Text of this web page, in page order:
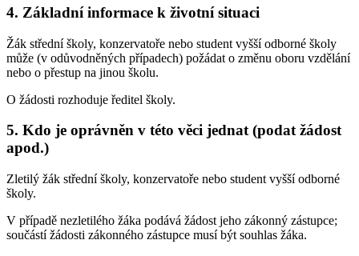
4. Základní informace k životní situaci
Žák střední školy, konzervatoře nebo student vyšší odborné školy
může (v odůvodněných případech) požádat o změnu oboru vzdělání
nebo o přestup na jinou školu.
O žádosti rozhoduje ředitel školy.
5. Kdo je oprávněn v této věci jednat (podat žádost
apod.)
Zletilý žák střední školy, konzervatoře nebo student vyšší odborné
školy.
V případě nezletilého žáka podává žádost jeho zákonný zástupce;
součástí žádosti zákonného zástupce musí být souhlas žáka.